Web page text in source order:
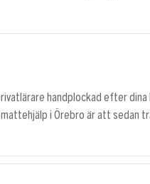
handplockad efter dina
i Örebro är att sedan